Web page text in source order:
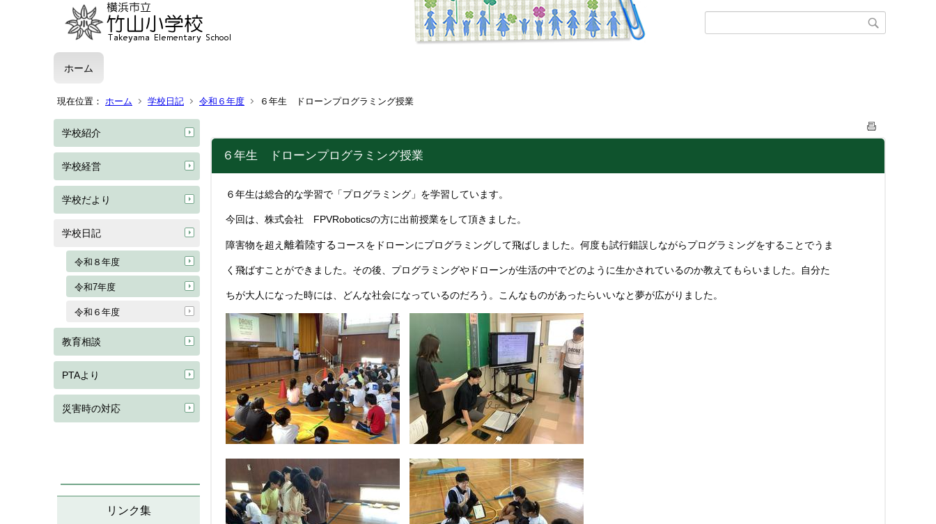
ホーム
現在位置： ホーム 学校日記 令和６年度 ６年生 ドローンプログラミング授業
学校紹介
学校経営
学校だより
学校日記
令和８年度
令和7年度
令和６年度
教育相談
PTAより
災害時の対応
リンク集
６年生 ドローンプログラミング授業
６年生は総合的な学習で「プログラミング」を学習しています。
今回は、株式会社 FPVRoboticsの方に出前授業をして頂きました。
障害物を超え 離着陸する コースをドローンにプログラミングして飛ばしました。何度も試行錯誤しながらプログラミングをすることでうま
く飛ばすことができました。その後、プログラミングやドローンが生活の中でどのように生かされているのか教えてもらいました。自分た
ちが大人になった時には、どんな社会になっているのだろう。こんなものがあったらいいなと夢が広がりました。